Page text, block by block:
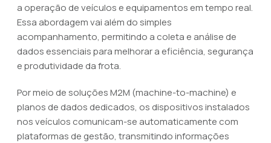
a operação de veículos e equipamentos em tempo real.
Essa abordagem vai além do simples
acompanhamento, permitindo a coleta e análise de
dados essenciais para melhorar a eficiência, segurança
e produtividade da frota.
Por meio de soluções M2M (machine-to-machine) e
planos de dados dedicados, os dispositivos instalados
nos veículos comunicam-se automaticamente com
plataformas de gestão, transmitindo informações